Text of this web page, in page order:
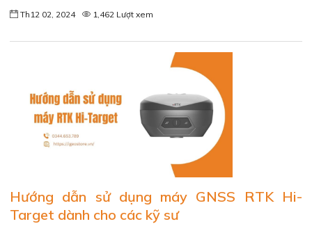
Th12 02, 2024 1,462 Lượt xem
Hướng dẫn sử dụng máy GNSS RTK Hi-
Target dành cho các kỹ sư